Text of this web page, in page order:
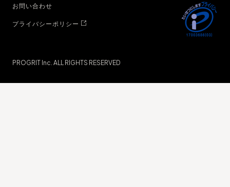
お問い合わせ
プライバシーポリシー
PROGRIT Inc. ALL RIGHTS RESERVED